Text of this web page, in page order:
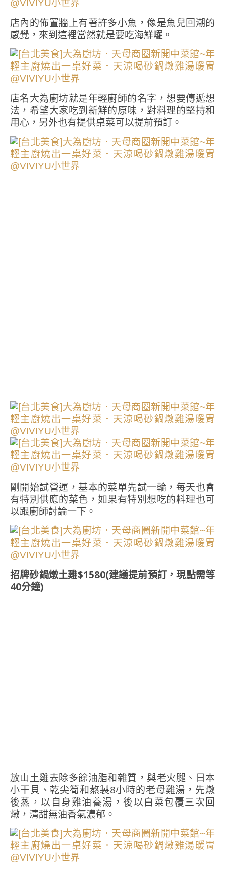
店內的佈置牆上有著許多小魚，像是魚兒回潮的
感覺，來到這裡當然就是要吃海鮮囉。
店名大為廚坊就是年輕廚師的名字，想要傳遞想
法，希望大家吃到新鮮的原味，對料理的堅持和
用心，另外也有提供桌菜可以提前預訂。
剛開始試營運，基本的菜單先試一輪，每天也會
有特別供應的菜色，如果有特別想吃的料理也可
以跟廚師討論一下。
招牌砂鍋燉土雞$1580(建議提前預訂，現點需等
40分鐘)
放山土雞去除多餘油脂和雜質，與老火腿、日本
小干貝、乾尖筍和熬製8小時的老母雞湯，先燉
後蒸，以自身雞油養湯，後以白菜包覆三次回
燉，清甜無油香氣濃郁。